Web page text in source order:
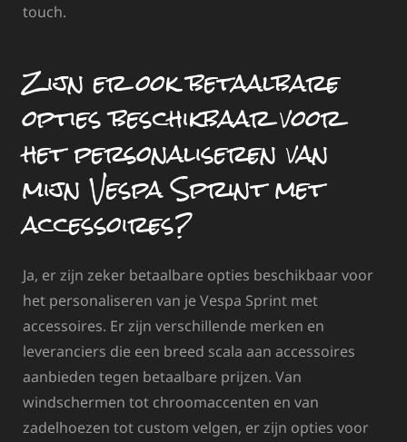
touch.
Zijn er ook betaalbare
opties beschikbaar voor
het personaliseren van
mijn Vespa Sprint met
accessoires?
Ja, er zijn zeker betaalbare opties beschikbaar voor
het personaliseren van je Vespa Sprint met
accessoires. Er zijn verschillende merken en
leveranciers die een breed scala aan accessoires
aanbieden tegen betaalbare prijzen. Van
windschermen tot chroomaccenten en van
zadelhoezen tot custom velgen, er zijn opties voor